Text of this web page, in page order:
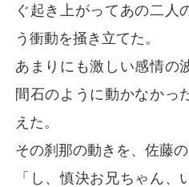
ぐ起き上がってあの二人
う衝動を掻き立てた。
あまりにも激しい感情の
間石のように動かなかっ
えた。
その刹那の動きを、佐藤の
「し、慎決お兄ちゃん、